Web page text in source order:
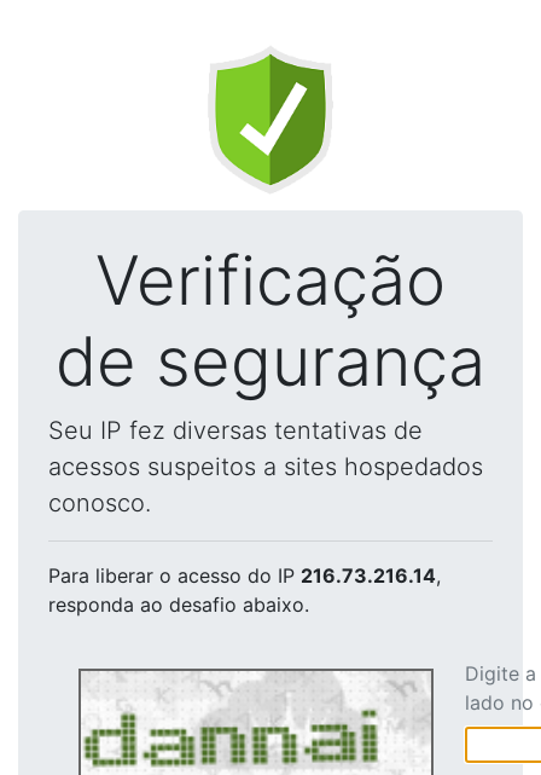
Verificação
de segurança
Seu IP fez diversas tentativas de
acessos suspeitos a sites hospedados
conosco.
Para liberar o acesso do IP 216.73.216.14,
responda ao desafio abaixo.
Digite
lado no